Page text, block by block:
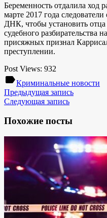
Беременность отдалила ход
марте 2017 года
ДНК, чтобы установить отца
судебного разбирательства
присяжных признал
преступлении.
Post Views: 932
labelКриминальные новости
Предыдущая запись
Следующая запись
Похожие посты